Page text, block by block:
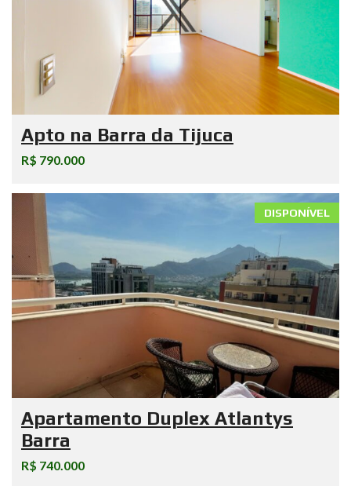
Apto na Barra da Tijuca
R$ 790.000
DISPONÍVEL
Apartamento Duplex Atlantys
Barra
R$ 740.000